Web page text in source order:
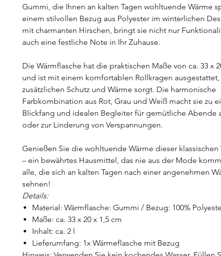
Gummi, die Ihnen an kalten Tagen wohltuende Wärme
einem stilvollen Bezug aus Polyester im winterlichen
mit charmanten Hirschen, bringt sie nicht nur
auch eine festliche Note in Ihr Zuhause.
Die Wärmflasche hat die praktischen Maße von ca. 33 x
und ist mit einem komfortablen Rollkragen
zusätzlichen Schutz und Wärme sorgt. Die harmonische
Farbkombination aus Rot, Grau und Weiß macht sie zu
Blickfang und idealen Begleiter für gemütliche Abende
oder zur Linderung von Verspannungen.
Genießen Sie die wohltuende Wärme dieser klassischen
– ein bewährtes Hausmittel, das nie aus der Mode
alle, die sich an kalten Tagen nach einer angenehmen
sehnen!
Details:
Material: Wärmflasche: Gummi / Bezug: 100%
Maße: ca. 33 x 20 x 1,5 cm
Inhalt: ca. 2 l
Lieferumfang: 1x Wärmeflasche mit Bezug